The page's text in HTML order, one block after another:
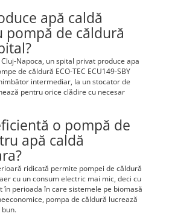
apă caldă
pompă de căldură
Napoca, un spital privat produce apa
de căldură ECO-TEC ECU149-SBY
intermediar, la un stocator de
pentru orice clădire cu necesar
o pompă de
apă caldă
ridicată permite pompei de căldură
cu un consum electric mai mic, deci cu
în perioada în care sistemele pe biomasă
pompa de căldură lucrează